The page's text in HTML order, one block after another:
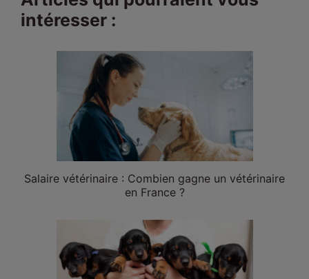
intéresser :
Salaire vétérinaire : Combien gagne un vétérinaire
en France ?